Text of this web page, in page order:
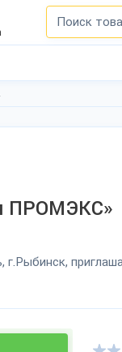
ПРОМЭКС»
г.Рыбинск,